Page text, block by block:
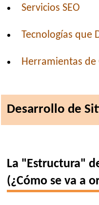
Servicios SEO
Tecnologías que
Herramientas de
Desarrollo de
La "Estructura"
(¿Cómo se va a